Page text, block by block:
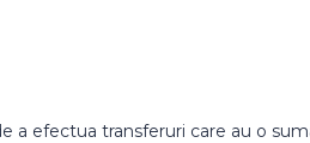
a efectua transferuri care au o